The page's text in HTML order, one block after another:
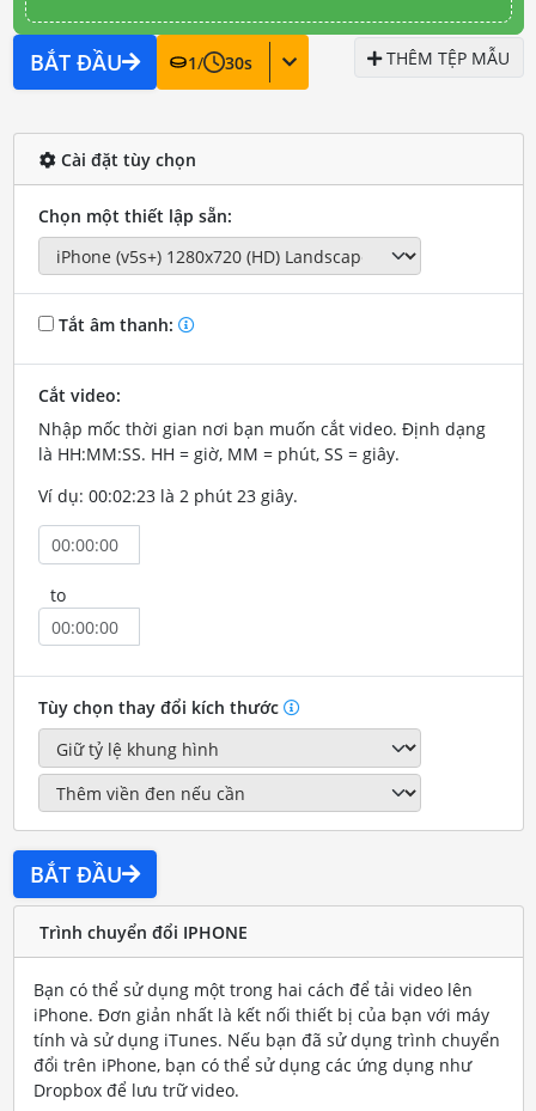
BẮT ĐẦU 1/ 30s THÊM TỆP MẪU
Cài đặt tùy chọn
Chọn một thiết lập sẵn:
Tắt âm thanh:
Cắt video:
Nhập mốc thời gian nơi bạn muốn cắt video. Định dạng
là HH:MM:SS. HH = giờ, MM = phút, SS = giây.
Ví dụ: 00:02:23 là 2 phút 23 giây.
to
Tùy chọn thay đổi kích thước
BẮT ĐẦU
Trình chuyển đổi IPHONE
Bạn có thể sử dụng một trong hai cách để tải video lên
iPhone. Đơn giản nhất là kết nối thiết bị của bạn với máy
tính và sử dụng iTunes. Nếu bạn đã sử dụng trình chuyển
đổi trên iPhone, bạn có thể sử dụng các ứng dụng như
Dropbox để lưu trữ video.